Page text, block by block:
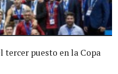
tercer puesto en la Copa